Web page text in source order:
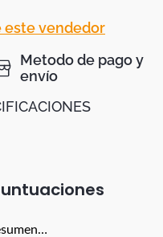
este vendedor
Metodo de pago y
envío